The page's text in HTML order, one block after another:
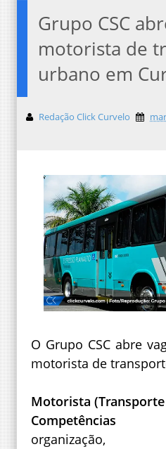
Grupo CSC
motorista de
urbano em
Redação Click Curvelo
O Grupo CSC abre
motorista de
Motorista
Competências